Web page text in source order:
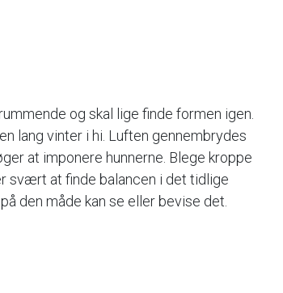
og skal lige finde formen igen.
lang vinter i hi. Luften gennembrydes
at imponere hunnerne. Blege kroppe
svært at finde balancen i det tidlige
den måde kan se eller bevise det.